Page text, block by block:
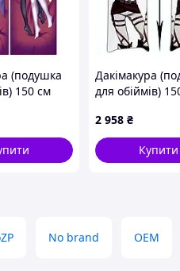
(подушка
150 см
tape 3
Дакімакура
для обіймів)
Eren Yeager/
2 958 ₴
Купити
No brand OEM